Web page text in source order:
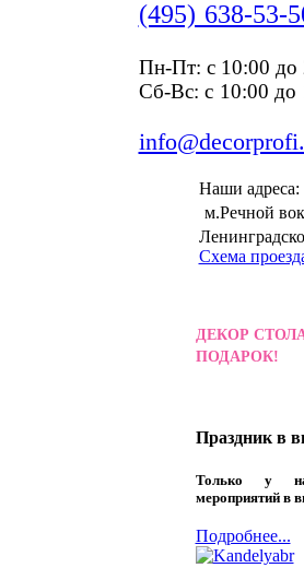
(495) 638-53-
Пн-Пт: c 10:00 до
Сб-Вс: с 10:00 до
Наши адреса:
м.Речной
Схема
ДЕКОР
ПОДАРОК!
Праздник в
Только у
мероприятий в
Подробнее...